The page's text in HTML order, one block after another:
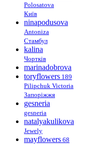
Polosatova
Київ
ninapodusova
Antoniza
Стамбул
kalina
Чортків
marinadobrova
toryflowers 189
Pilipchuk Victoria
Запоріжжя
gesneria
gesneria
natalyakulikova
Jewely
mayflowers 68